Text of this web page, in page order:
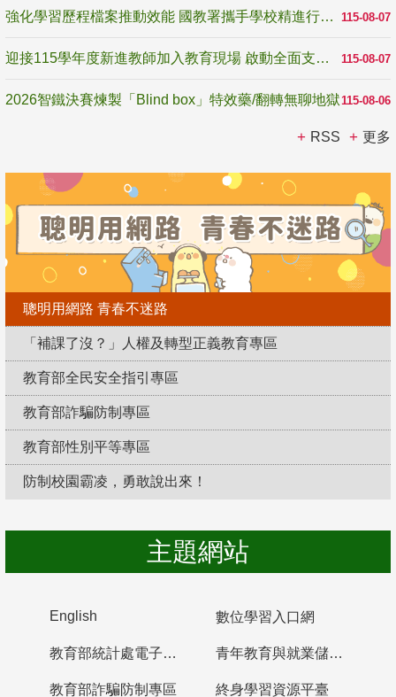
115-08-07
強化學習歷程檔案推動效能 國教署攜手學校精進行政與教學支持
115-08-07
迎接115學年度新進教師加入教育現場 啟動全面支持陪伴
115-08-06
2026智鐵決賽煉製「Blind box」特效藥/翻轉無聊地獄
RSS 更多
聰明用網路 青春不迷路
「補課了沒？」人權及轉型正義教育專區
教育部全民安全指引專區
教育部詐騙防制專區
教育部性別平等專區
防制校園霸凌，勇敢說出來！
主題網站
English 數位學習入口網
教育部統計處電子書櫃 青年教育與就業儲蓄帳戶
教育部詐騙防制專區 終身學習資源平臺